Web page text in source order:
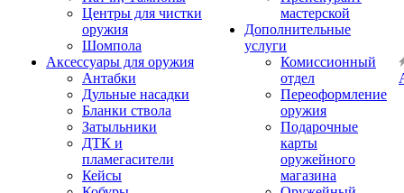
Центры для чистки
оружия
Шомпола
Аксессуары для оружия
Антабки
Дульные насадки
Бланки ствола
Затыльники
ДТК и
пламегасители
Кейсы
мастерской
Дополнительные
услуги
Комиссионный
отдел
Переоформление
оружия
Подарочные
карты
оружейного
магазина